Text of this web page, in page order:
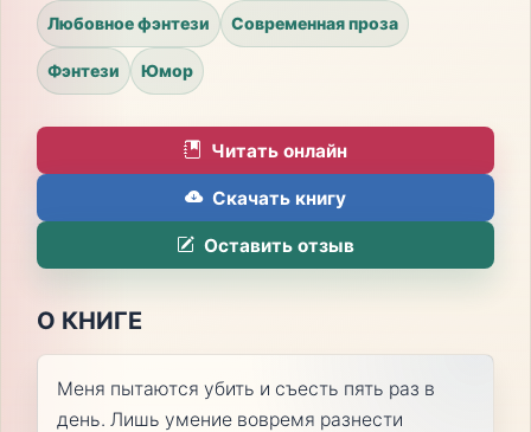
Любовное фэнтези Современная проза
Фэнтези Юмор
Читать онлайн
Скачать книгу
Оставить отзыв
О КНИГЕ
Меня пытаются убить и съесть пять раз в
день. Лишь умение вовремя разнести